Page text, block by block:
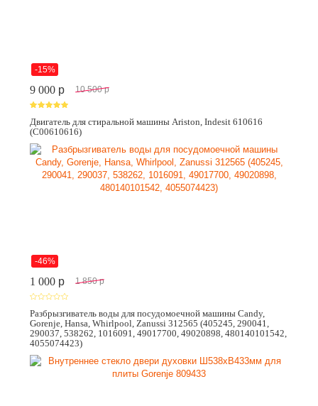
-15%
9 000 p 10 500 p
Двигатель для стиральной машины Ariston, Indesit 610616
(C00610616)
-46%
1 000 p 1 850 p
Разбрызгиватель воды для посудомоечной машины Candy,
Gorenje, Hansa, Whirlpool, Zanussi 312565 (405245, 290041,
290037, 538262, 1016091, 49017700, 49020898, 480140101542,
4055074423)